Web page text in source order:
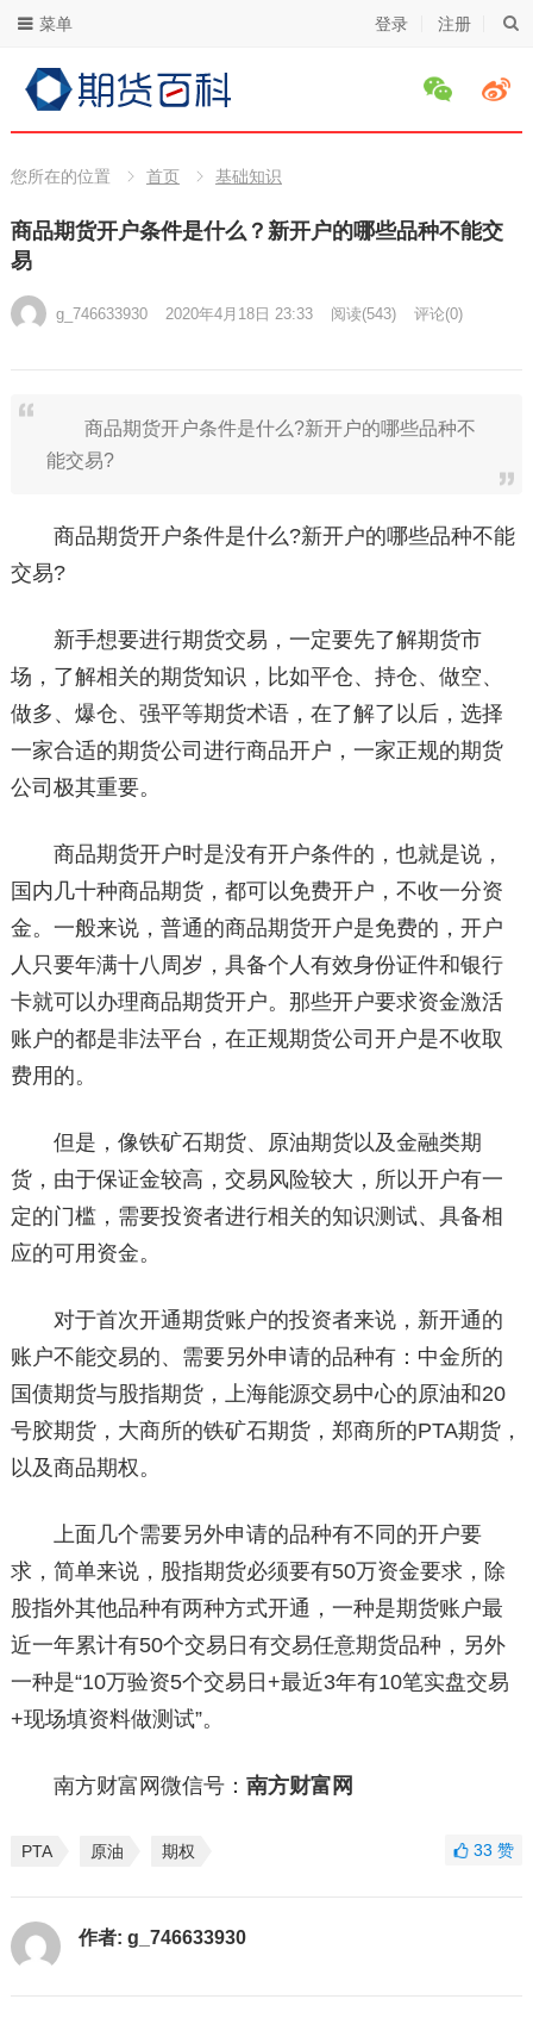
登录 注册
菜单
您所在的位置 首页 基础知识
商品期货开户条件是什么？新开户的哪些品种不能交
易
g_746633930 2020年4月18日 23:33 阅读(543) 评论(0)
商品期货开户条件是什么?新开户的哪些品种不
能交易?
商品期货开户条件是什么?新开户的哪些品种不能
交易?
新手想要进行期货交易，一定要先了解期货市
场，了解相关的期货知识，比如平仓、持仓、做空、
做多、爆仓、强平等期货术语，在了解了以后，选择
一家合适的期货公司进行商品开户，一家正规的期货
公司极其重要。
商品期货开户时是没有开户条件的，也就是说，
国内几十种商品期货，都可以免费开户，不收一分资
金。一般来说，普通的商品期货开户是免费的，开户
人只要年满十八周岁，具备个人有效身份证件和银行
卡就可以办理商品期货开户。那些开户要求资金激活
账户的都是非法平台，在正规期货公司开户是不收取
费用的。
但是，像铁矿石期货、原油期货以及金融类期
货，由于保证金较高，交易风险较大，所以开户有一
定的门槛，需要投资者进行相关的知识测试、具备相
应的可用资金。
对于首次开通期货账户的投资者来说，新开通的
账户不能交易的、需要另外申请的品种有：中金所的
国债期货与股指期货，上海能源交易中心的原油和20
号胶期货，大商所的铁矿石期货，郑商所的PTA期货，
以及商品期权。
上面几个需要另外申请的品种有不同的开户要
求，简单来说，股指期货必须要有50万资金要求，除
股指外其他品种有两种方式开通，一种是期货账户最
近一年累计有50个交易日有交易任意期货品种，另外
一种是“10万验资5个交易日+最近3年有10笔实盘交易
+现场填资料做测试”。
南方财富网微信号： 南方财富网
PTA 原油 期权 33赞
作者: g_746633930